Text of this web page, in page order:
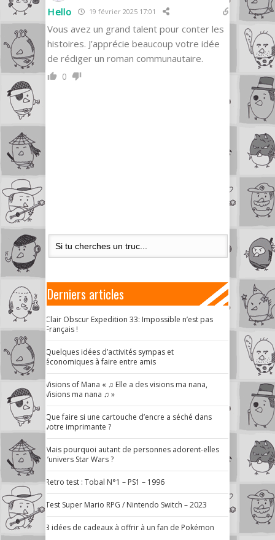
Hello 19 février 2025 17:01
Vous avez un grand talent pour conter les
histoires. J’apprécie beaucoup votre idée
de rédiger un roman communautaire.
0
Derniers articles
Clair Obscur Expedition 33: Impossible n’est pas
Français !
Quelques idées d’activités sympas et
économiques à faire entre amis
Visions of Mana « ♫ Elle a des visions ma nana,
Visions ma nana ♫ »
Que faire si une cartouche d’encre a séché dans
votre imprimante ?
Mais pourquoi autant de personnes adorent-elles
l’univers Star Wars ?
Retro test : Tobal N°1 – PS1 – 1996
Test Super Mario RPG / Nintendo Switch – 2023
3 idées de cadeaux à offrir à un fan de Pokémon